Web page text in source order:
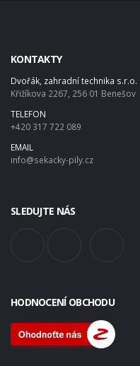
KONTAKTY
Dvořák, zahradní technika s.r.o.
Křižíkova 2267, 256 01 Benešov
TELEFON
+420 317 722 089
EMAIL
info@sekacky-pily.cz
SLEDUJTE NÁS
HODNOCENÍ OBCHODU